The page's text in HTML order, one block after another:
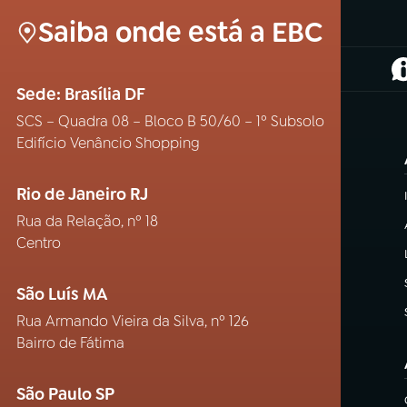
Saiba onde está a EBC
Sede: Brasília DF
SCS – Quadra 08 – Bloco B 50/60 – 1º Subsolo
Edifício Venâncio Shopping
Rio de Janeiro RJ
Rua da Relação, nº 18
Centro
São Luís MA
Rua Armando Vieira da Silva, nº 126
Bairro de Fátima
São Paulo SP